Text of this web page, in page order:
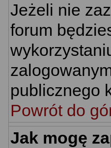
Jeżeli nie
forum
publicznego
Powrót do
Jak mogę